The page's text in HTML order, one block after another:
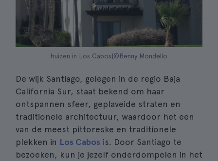
huizen in Los Cabos|©Benny Mondello
De wijk Santiago, gelegen in de regio Baja
California Sur, staat bekend om haar
ontspannen sfeer, geplaveide straten en
traditionele architectuur, waardoor het een
van de meest pittoreske en traditionele
plekken in Los Cabos is. Door Santiago te
bezoeken, kun je jezelf onderdompelen in het